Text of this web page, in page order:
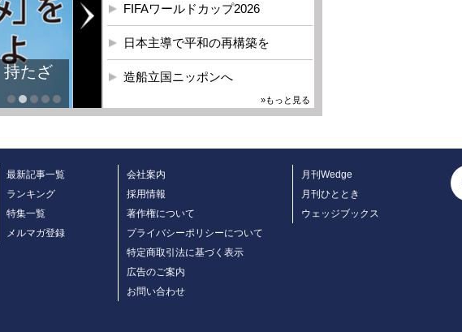
たざ
FIFAワールドカップ2026
日本主導で平和の再構築を
造船立国ニッポンへ
»もっと見る
最新記事一覧
ランキング
特集一覧
メルマガ登録
会社案内
採用情報
著作権について
プライバシーポリシーについて
特定商取引法に基づく表示
広告のご案内
お問い合わせ
月刊Wedge
月刊ひととき
ウェッジブックス